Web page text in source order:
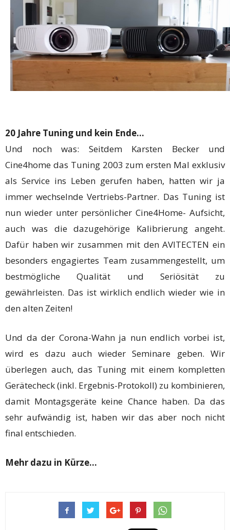
20 Jahre Tuning und kein Ende…
Und noch was: Seitdem Karsten Becker und
Cine4home das Tuning 2003 zum ersten Mal exklusiv
als Service ins Leben gerufen haben, hatten wir ja
immer wechselnde Vertriebs-Partner. Das Tuning ist
nun wieder unter persönlicher Cine4Home- Aufsicht,
auch was die dazugehörige Kalibrierung angeht.
Dafür haben wir zusammen mit den AVITECTEN ein
besonders engagiertes Team zusammengestellt, um
bestmögliche Qualität und Seriösität zu
gewährleisten. Das ist wirklich endlich wieder wie in
den alten Zeiten!
Und da der Corona-Wahn ja nun endlich vorbei ist,
wird es dazu auch wieder Seminare geben. Wir
überlegen auch, das Tuning mit einem kompletten
Gerätecheck (inkl. Ergebnis-Protokoll) zu kombinieren,
damit Montagsgeräte keine Chance haben. Da das
sehr aufwändig ist, haben wir das aber noch nicht
final entschieden.
Mehr dazu in Kürze…